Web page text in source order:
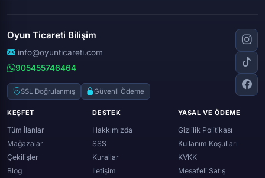
Minecraft
Lost ark
World of warcraft
Zula
Wolfteam
Black desert online
Genshin ımpact
Discord
Youtube
Twitter (x)
Spotify
Oyun Ticareti Bilişim
info@oyunticareti.com
905455746464
SSL Doğrulanmış Güvenli Ödeme
KEŞFET
Tüm İlanlar
Mağazalar
Çekilişler
Blog
DESTEK
Hakkımızda
SSS
Kurallar
İletişim
YASAL VE ÖDEME
Gizlilik Politikası
Kullanım Koşulları
KVKK
Mesafeli Satış